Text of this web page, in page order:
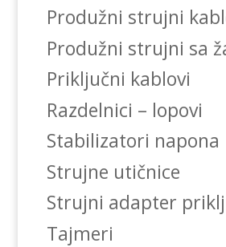
Produžni strujni
Produžni strujni sa
Priključni kablovi
Razdelnici – lopovi
Stabilizatori napona
Strujne utičnice
Strujni adapter
Tajmeri